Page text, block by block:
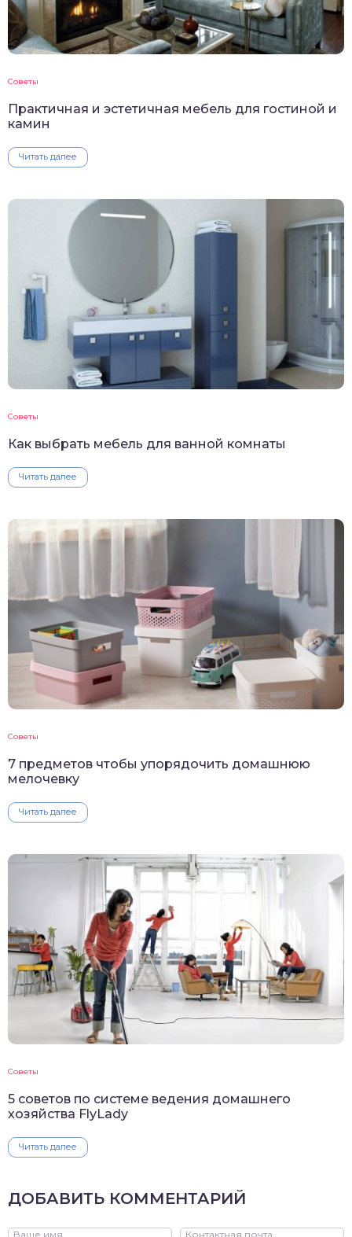
Советы
Практичная и эстетичная мебель для гостиной и
камин
Читать далее
Советы
Как выбрать мебель для ванной комнаты
Читать далее
Советы
7 предметов чтобы упорядочить домашнюю
мелочевку
Читать далее
Советы
5 советов по системе ведения домашнего
хозяйства FlyLady
Читать далее
ДОБАВИТЬ КОММЕНТАРИЙ